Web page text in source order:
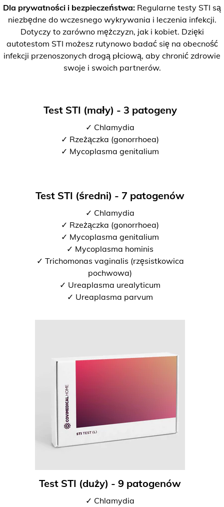
Dla prywatności i bezpieczeństwa: Regularne testy STI są
niezbędne do wczesnego wykrywania i leczenia infekcji.
Dotyczy to zarówno mężczyzn, jak i kobiet. Dzięki
autotestom STI możesz rutynowo badać się na obecność
infekcji przenoszonych drogą płciową, aby chronić zdrowie
swoje i swoich partnerów.
Test STI (mały) - 3 patogeny
✓ Chlamydia
✓ Rzeżączka (gonorrhoea)
✓ Mycoplasma genitalium
Test STI (średni) - 7 patogenów
✓ Chlamydia
✓ Rzeżączka (gonorrhoea)
✓ Mycoplasma genitalium
✓ Mycoplasma hominis
✓ Trichomonas vaginalis (rzęsistkowica
pochwowa)
✓ Ureaplasma urealyticum
✓ Ureaplasma parvum
Test STI (duży) - 9 patogenów
✓ Chlamydia